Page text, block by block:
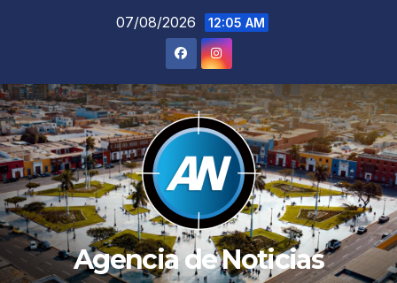
07/08/2026 12:05 AM
Agencia de Noticias